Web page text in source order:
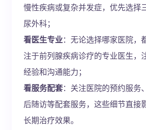
慢性疾病或复杂并发症，优先选择
尿外科；
看医生专业：无论选择哪家医院，
注于前列腺疾病诊疗的专业医生，
经验和沟通能力；
看服务配套：关注医院的预约服务
后随访等配套服务，这些细节直接
长期治疗效果。